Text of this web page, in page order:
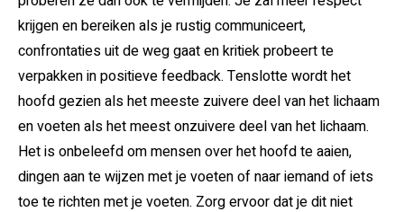
krijgen en bereiken als je rustig communiceert,
confrontaties uit de weg gaat en kritiek probeert te
verpakken in positieve feedback. Tenslotte wordt het
hoofd gezien als het meeste zuivere deel van het lichaam
en voeten als het meest onzuivere deel van het lichaam.
Het is onbeleefd om mensen over het hoofd te aaien,
dingen aan te wijzen met je voeten of naar iemand of iets
toe te richten met je voeten. Zorg ervoor dat je dit niet